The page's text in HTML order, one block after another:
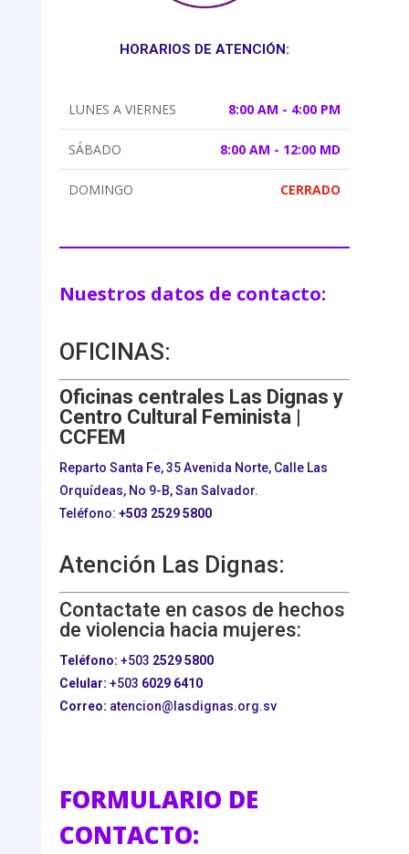
HORARIOS DE ATENCIÓN:
LUNES A VIERNES 8:00 AM - 4:00 PM
SÁBADO 8:00 AM - 12:00 MD
DOMINGO CERRADO
Nuestros datos de contacto:
OFICINAS:
Oficinas centrales Las Dignas y
Centro Cultural Feminista |
CCFEM
Reparto Santa Fe, 35 Avenida Norte, Calle Las
Orquídeas, No 9-B, San Salvador.
Teléfono: +503 2529 5800
Atención Las Dignas:
Contactate en casos de hechos
de violencia hacia mujeres:
Teléfono: +503 2529 5800
Celular: +503 6029 6410
Correo: atencion@lasdignas.org.sv
FORMULARIO DE
CONTACTO: